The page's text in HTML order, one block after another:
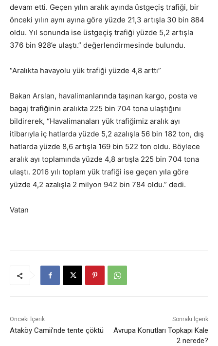
devam etti. Geçen yılın aralık ayında üstgeçiş trafiği, bir
önceki yılın aynı ayına göre yüzde 21,3 artışla 30 bin 884
oldu. Yıl sonunda ise üstgeçiş trafiği yüzde 5,2 artışla
376 bin 928’e ulaştı.” değerlendirmesinde bulundu.
“Aralıkta havayolu yük trafiği yüzde 4,8 arttı”
Bakan Arslan, havalimanlarında taşınan kargo, posta ve
bagaj trafiğinin aralıkta 225 bin 704 tona ulaştığını
bildirerek, “Havalimanaları yük trafiğimiz aralık ayı
itibarıyla iç hatlarda yüzde 5,2 azalışla 56 bin 182 ton, dış
hatlarda yüzde 8,6 artışla 169 bin 522 ton oldu. Böylece
aralık ayı toplamında yüzde 4,8 artışla 225 bin 704 tona
ulaştı. 2016 yılı toplam yük trafiği ise geçen yıla göre
yüzde 4,2 azalışla 2 milyon 942 bin 784 oldu.” dedi.
Vatan
Önceki İçerik
Ataköy Camii’nde tente çöktü
Sonraki İçerik
Avrupa Konutları Topkapı Kale
2 nerede?